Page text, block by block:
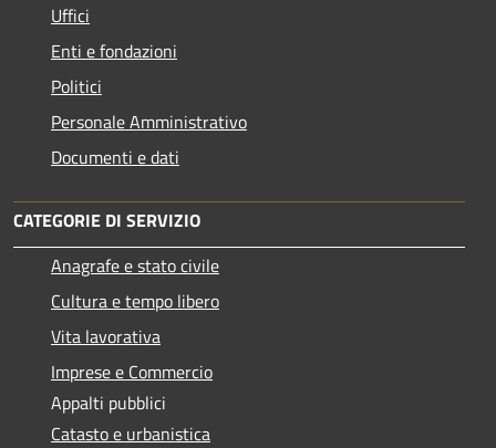
Uffici
Enti e fondazioni
Politici
Personale Amministrativo
Documenti e dati
CATEGORIE DI SERVIZIO
Anagrafe e stato civile
Cultura e tempo libero
Vita lavorativa
Imprese e Commercio
Appalti pubblici
Catasto e urbanistica